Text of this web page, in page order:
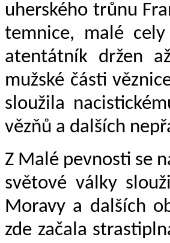
uherského trůnu
temnice, malé
atentátník držen
mužské části
sloužila
vězňů a dalších
Z Malé pevnosti se
světové války
Moravy a dalších
zde začala